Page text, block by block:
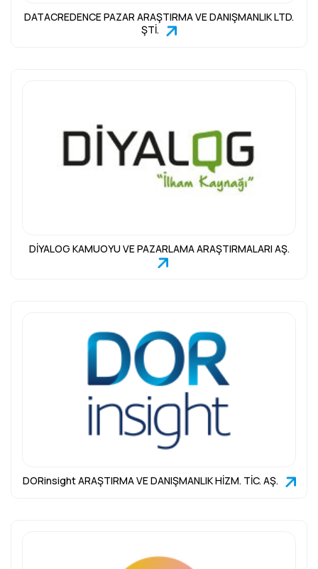
DATACREDENCE PAZAR ARAŞTIRMA VE DANIŞMANLIK LTD.
ŞTİ.
DİYALOG KAMUOYU VE PAZARLAMA ARAŞTIRMALARI AŞ.
DORinsight ARAŞTIRMA VE DANIŞMANLIK HİZM. TİC. AŞ.